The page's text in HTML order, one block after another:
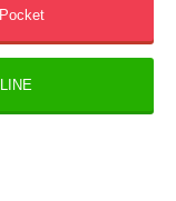
Pocket
LINE